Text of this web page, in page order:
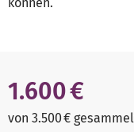
1.600 €
von 3.500 €